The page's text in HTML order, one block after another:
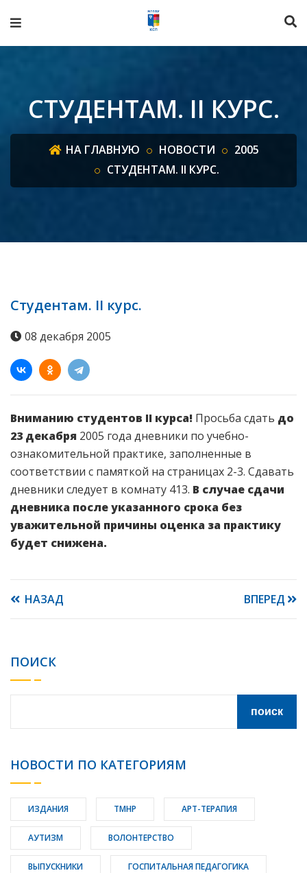
СТУДЕНТАМ. II КУРС.
НА ГЛАВНУЮ НОВОСТИ
2005
СТУДЕНТАМ. II КУРС.
Студентам. II курс.
08 декабря 2005
Вниманию студентов II курса! Просьба сдать до
23 декабря 2005 года дневники по учебно-
ознакомительной практике, заполненные в
соответствии с памяткой на страницах 2-3. Сдавать
дневники следует в комнату 413. В случае сдачи
дневника после указанного срока без
уважительной причины оценка за практику
будет снижена.
НАЗАД ВПЕРЕД
ПОИСК
НОВОСТИ ПО КАТЕГОРИЯМ
ИЗДАНИЯ ТМНР АРТ-ТЕРАПИЯ
АУТИЗМ ВОЛОНТЕРСТВО
ВЫПУСКНИКИ ГОСПИТАЛЬНАЯ ПЕДАГОГИКА